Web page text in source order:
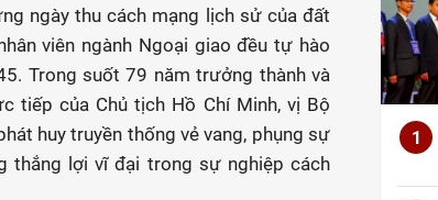
ngày thu cách mạng lịch sử của đất
viên ngành Ngoại giao đều tự hào
Trong suốt 79 năm trưởng thành và
tiếp của Chủ tịch Hồ Chí Minh, vị Bộ
huy truyền thống vẻ vang, phụng sự
thắng lợi vĩ đại trong sự nghiệp cách
1